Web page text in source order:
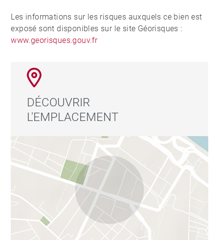
Les informations sur les risques auxquels ce bien est
exposé sont disponibles sur le site Géorisques :
www.georisques.gouv.fr
DÉCOUVRIR
L'EMPLACEMENT